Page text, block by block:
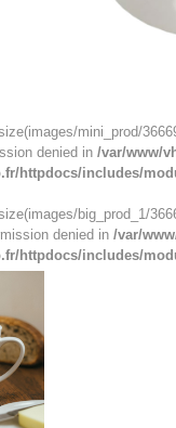
mini_prod/
denied in /var/www/
httpdocs/includes/
big_prod_1/
denied in /var/
httpdocs/includes/